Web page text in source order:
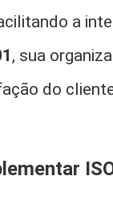
a
, sua
do